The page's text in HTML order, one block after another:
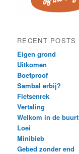
RECENT POSTS
Eigen grond
Uitkomen
Boefproof
Sambal erbij?
Fietsenrek
Vertaling
Welkom in de buurt
Loei
Minibieb
Gebed zonder end